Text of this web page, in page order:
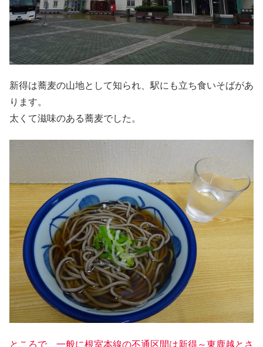
新得は蕎麦の山地として知られ、駅にも立ち食いそばがあ
ります。
太くて滋味のある蕎麦でした。
ところで、一般に根室本線の不通区間は新得～東鹿越とさ